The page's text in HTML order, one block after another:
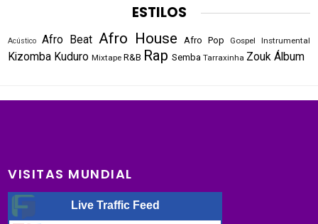
ESTILOS
Acústico Afro Beat Afro House Afro Pop Gospel Instrumental
Kizomba Kuduro Mixtape R&B Rap Semba Tarraxinha Zouk Álbum
VISITAS MUNDIAL
Live Traffic Feed